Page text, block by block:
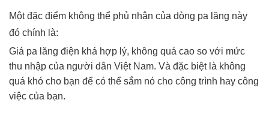
Một đặc điểm không thể phủ nhận của dòng pa lăng này
đó chính là:
Giá pa lăng điện khá hợp lý, không quá cao so với mức
thu nhập của người dân Việt Nam. Và đặc biệt là không
quá khó cho bạn để có thể sắm nó cho công trình hay công
việc của bạn.